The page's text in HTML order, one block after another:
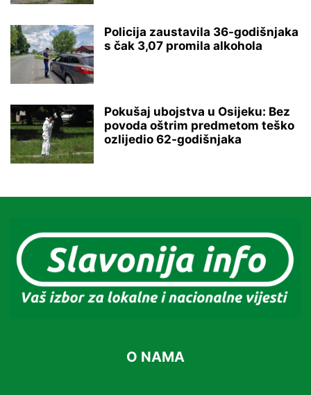
Policija zaustavila 36-godišnjaka
s čak 3,07 promila alkohola
Pokušaj ubojstva u Osijeku: Bez
povoda oštrim predmetom teško
ozlijedio 62-godišnjaka
O NAMA